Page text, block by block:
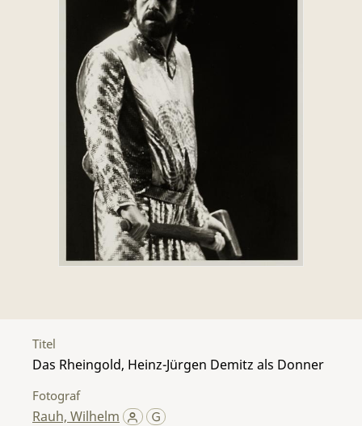
Titel
Das Rheingold, Heinz-Jürgen Demitz als Donner
Fotograf
Rauh, Wilhelm